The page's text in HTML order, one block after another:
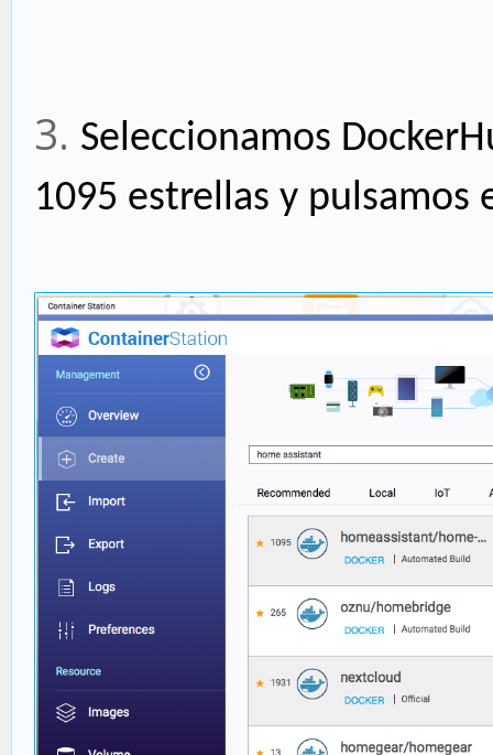
3. Seleccionamos
1095 estrellas y pulsamos